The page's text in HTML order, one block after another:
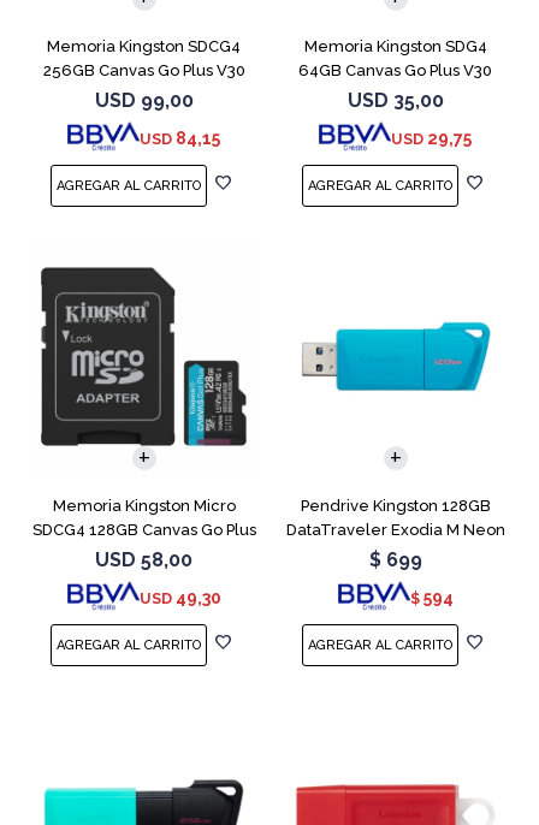
Memoria Kingston SDCG4
256GB Canvas Go Plus V30
USD 99,00
USD 84,15
Memoria Kingston SDG4
64GB Canvas Go Plus V30
USD 35,00
USD 29,75
Memoria Kingston Micro
SDCG4 128GB Canvas Go Plus
V30
USD 58,00
USD 49,30
Pendrive Kingston 128GB
DataTraveler Exodia M Neon
Blue
$ 699
$ 594